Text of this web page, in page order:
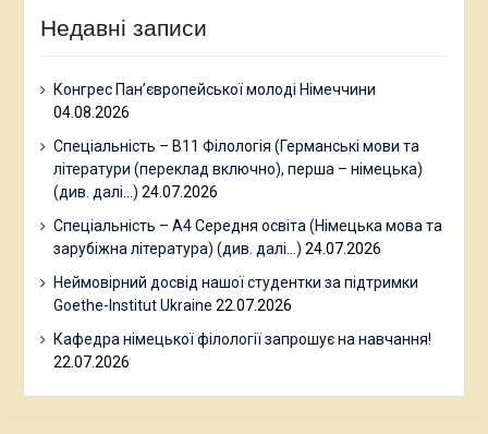
Недавні записи
Конгрес Пан’європейської молоді Німеччини
04.08.2026
Спеціальність – В11 Філологія (Германські мови та
літератури (переклад включно), перша – німецька)
(див. далі…) 24.07.2026
Спеціальність – А4 Середня освіта (Німецька мова та
зарубіжна література) (див. далі…) 24.07.2026
Неймовірний досвід нашої студентки за підтримки
Goethe-Institut Ukraine 22.07.2026
Кафедра німецької філології запрошує на навчання!
22.07.2026